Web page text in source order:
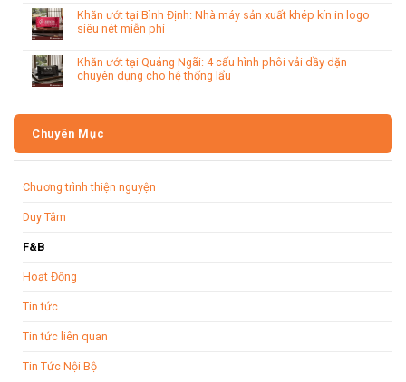
Khăn ướt tại Bình Định: Nhà máy sản xuất khép kín in logo
siêu nét miễn phí
Khăn ướt tại Quảng Ngãi: 4 cấu hình phôi vải dầy dặn
chuyên dụng cho hệ thống lẩu
Chuyên Mục
Chương trình thiện nguyện
Duy Tâm
F&B
Hoạt Động
Tin tức
Tin tức liên quan
Tin Tức Nội Bộ